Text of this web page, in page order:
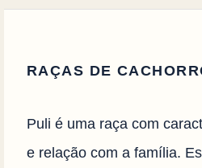
RAÇAS DE
Puli é uma raça com
e relação com a família.